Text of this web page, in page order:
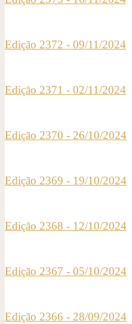
Edição 2372 - 09/11/2024
Edição 2371 - 02/11/2024
Edição 2370 - 26/10/2024
Edição 2369 - 19/10/2024
Edição 2368 - 12/10/2024
Edição 2367 - 05/10/2024
Edição 2366 - 28/09/2024